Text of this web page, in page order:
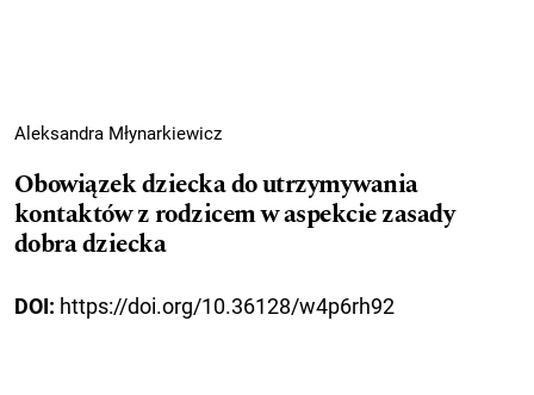
Aleksandra Młynarkiewicz
Obowiązek dziecka do utrzymywania
kontaktów z rodzicem w aspekcie zasady
dobra dziecka
DOI: https://doi.org/10.36128/w4p6rh92